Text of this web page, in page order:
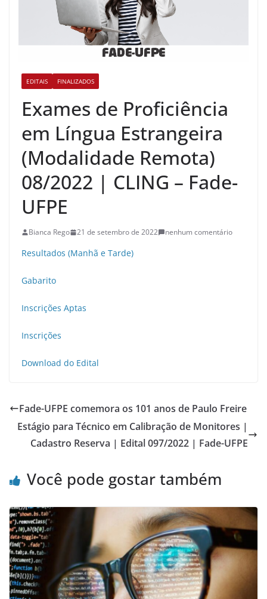
EDITAIS FINALIZADOS
Exames de Proficiência
em Língua Estrangeira
(Modalidade Remota)
08/2022 | CLING – Fade-
UFPE
Bianca Rego 21 de setembro de 2022 nenhum comentário
Resultados (Manhã e Tarde)
Gabarito
Inscrições Aptas
Inscrições
Download do Edital
Fade-UFPE comemora os 101 anos de Paulo Freire
Estágio para Técnico em Calibração de Monitores |
Cadastro Reserva | Edital 097/2022 | Fade-UFPE
Você pode gostar também